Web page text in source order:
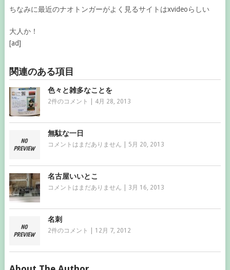
ちなみに最近のナオトンガーがよく見るサイトはxvideoらしい
大人か！
[ad]
関連のある項目
色々と雑多なことを
2件のコメント 4月 28, 2013
無駄な一日
コメントはまだありません 5月 20, 2013
名古屋いいとこ
コメントはまだありません 3月 16, 2013
名刺
2件のコメント 12月 7, 2012